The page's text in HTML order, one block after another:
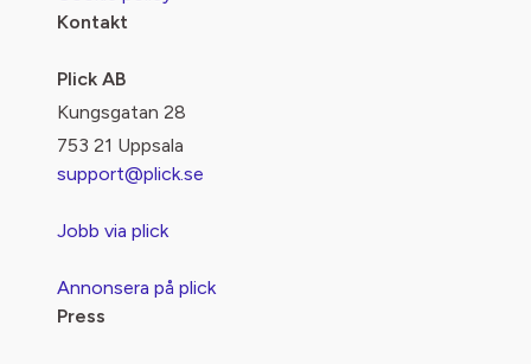
Kontakt
Plick AB
Kungsgatan 28
753 21 Uppsala
support@plick.se
Jobb via plick
Annonsera på plick
Press